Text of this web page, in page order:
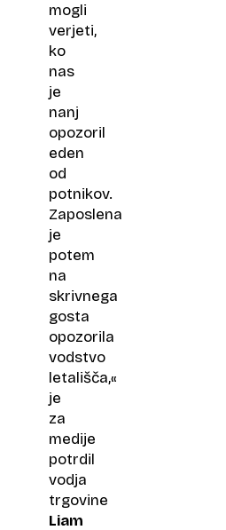
mogli
verjeti,
ko
nas
je
nanj
opozoril
eden
od
potnikov.
Zaposlena
je
potem
na
skrivnega
gosta
opozorila
vodstvo
letališča,«
je
za
medije
potrdil
vodja
trgovine
Liam